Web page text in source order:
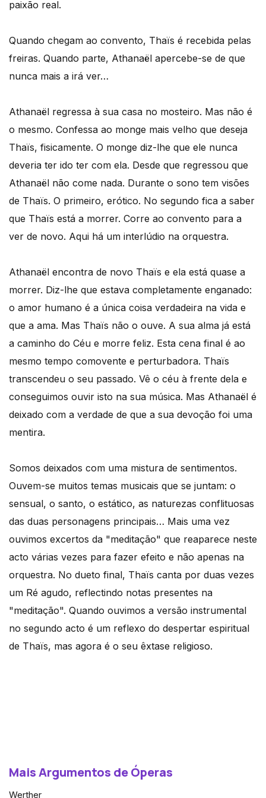
paixão real.
Quando chegam ao convento, Thaïs é recebida pelas
freiras. Quando parte, Athanaël apercebe-se de que
nunca mais a irá ver…
Athanaël regressa à sua casa no mosteiro. Mas não é
o mesmo. Confessa ao monge mais velho que deseja
Thaïs, fisicamente. O monge diz-lhe que ele nunca
deveria ter ido ter com ela. Desde que regressou que
Athanaël não come nada. Durante o sono tem visões
de Thaïs. O primeiro, erótico. No segundo fica a saber
que Thaïs está a morrer. Corre ao convento para a
ver de novo. Aqui há um interlúdio na orquestra.
Athanaël encontra de novo Thaïs e ela está quase a
morrer. Diz-lhe que estava completamente enganado:
o amor humano é a única coisa verdadeira na vida e
que a ama. Mas Thaïs não o ouve. A sua alma já está
a caminho do Céu e morre feliz. Esta cena final é ao
mesmo tempo comovente e perturbadora. Thaïs
transcendeu o seu passado. Vê o céu à frente dela e
conseguimos ouvir isto na sua música. Mas Athanaël é
deixado com a verdade de que a sua devoção foi uma
mentira.
Somos deixados com uma mistura de sentimentos.
Ouvem-se muitos temas musicais que se juntam: o
sensual, o santo, o estático, as naturezas conflituosas
das duas personagens principais… Mais uma vez
ouvimos excertos da "meditação" que reaparece neste
acto várias vezes para fazer efeito e não apenas na
orquestra. No dueto final, Thaïs canta por duas vezes
um Ré agudo, reflectindo notas presentes na
"meditação". Quando ouvimos a versão instrumental
no segundo acto é um reflexo do despertar espiritual
de Thaïs, mas agora é o seu êxtase religioso.
Mais Argumentos de Óperas
Werther